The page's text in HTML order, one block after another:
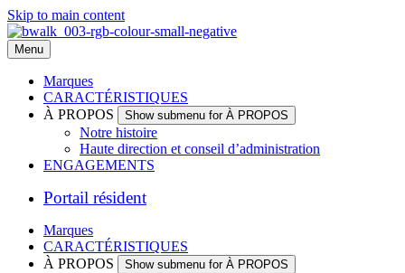
Skip to main content
Menu
Marques
CARACTÉRISTIQUES
À PROPOS
Show submenu for À PROPOS
Notre histoire
Haute direction et conseil d’administration
ENGAGEMENTS
Portail résident
Marques
CARACTÉRISTIQUES
À PROPOS
Show submenu for À PROPOS